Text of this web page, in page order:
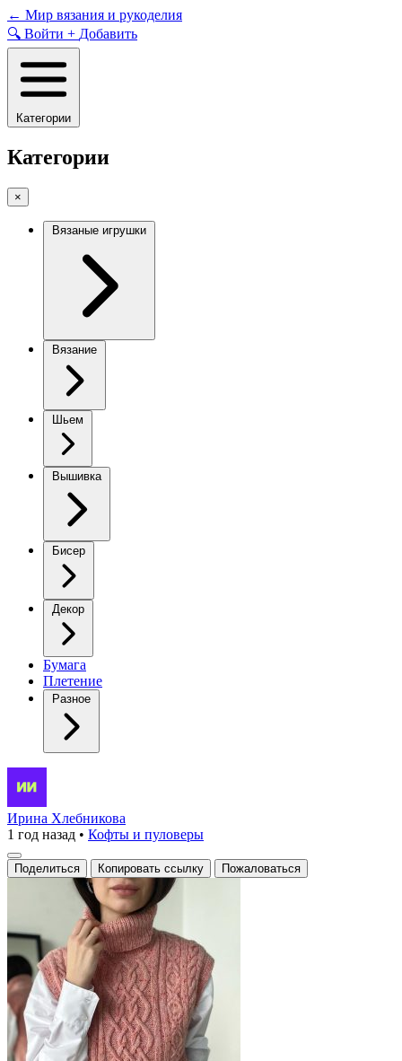
Skip
to
content
← Мир вязания и рукоделия
🔍 Войти + Добавить
Категории
Категории
×
Вязаные игрушки
Вязание
Шьем
Вышивка
Бисер
Декор
Бумага
Плетение
Разное
Кашемировый
свитер
с
высоким
воротником
идеальное
сочетание
стиля
и
уюта.
Ирина Хлебникова
1 год назад • Кофты и пуловеры
Поделиться Копировать ссылку Пожаловаться